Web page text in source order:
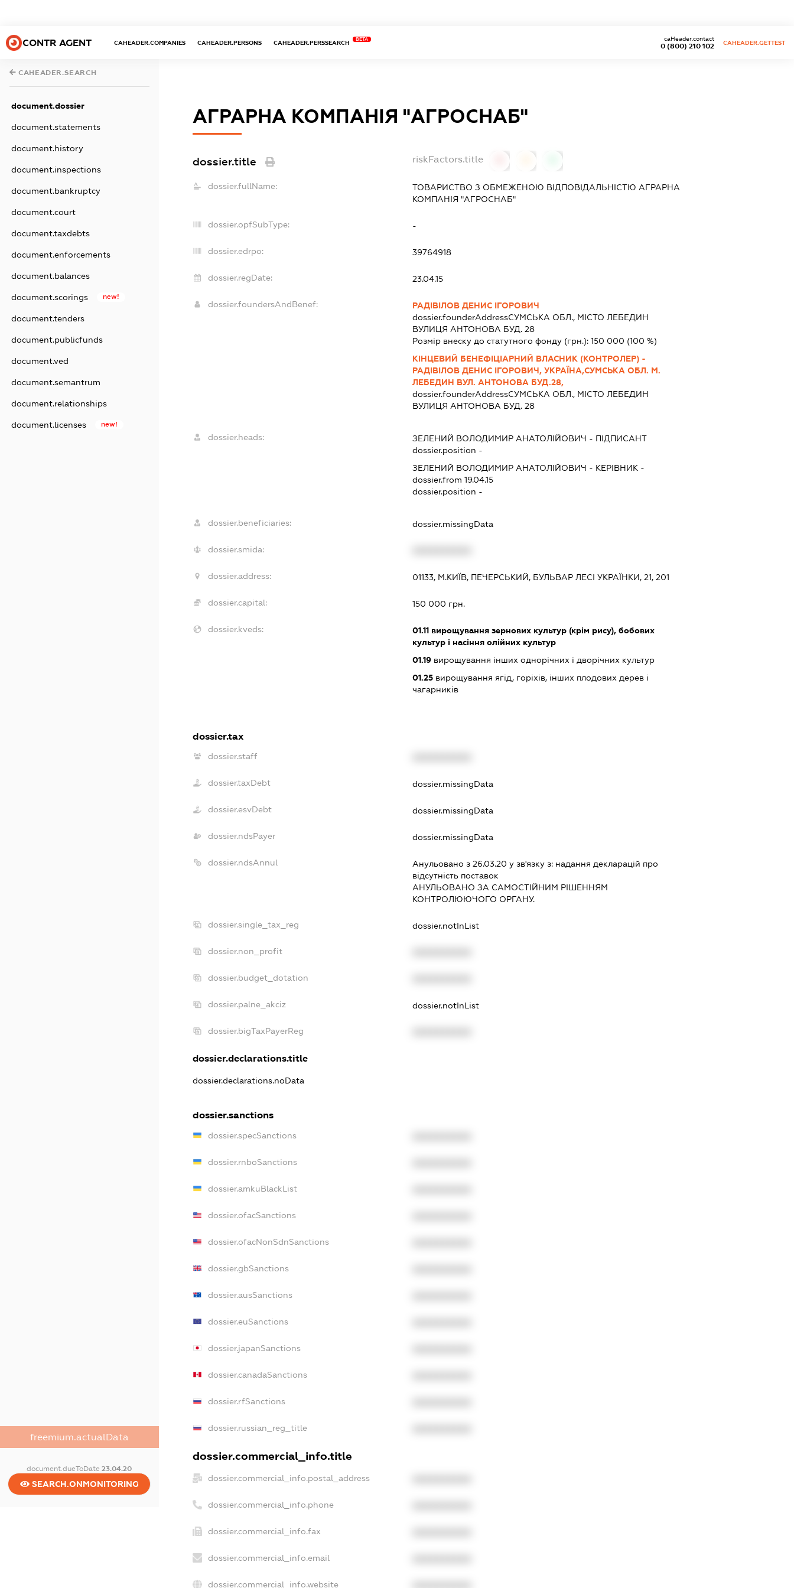
CONTR AGENT CAHEADER.COMPANIES CAHEADER.PERSONS CAHEADER.PERSSEARCH
BETA
0 (800) 210 102
caHeader.contact
CAHEADER.GETTEST
CAHEADER.SEARCH
document.dossier
document.statements
document.history
document.inspections
document.bankruptcy
document.court
document.taxdebts
document.enforcements
document.balances
document.scorings new!
document.tenders
document.publicfunds
document.ved
document.semantrum
document.relationships
document.licenses new!
freemium.actualData
document.dueToDate23.04.20
SEARCH.ONMONITORING
АГРАРНА КОМПАНІЯ "АГРОСНАБ"
dossier.title riskFactors.title
dossier.fullName: ТОВАРИСТВО З ОБМЕЖЕНОЮ ВІДПОВІДАЛЬНІСТЮ АГРАРНА
КОМПАНІЯ "АГРОСНАБ"
dossier.opfSubType: -
dossier.edrpo: 39764918
dossier.regDate: 23.04.15
dossier.foundersAndBenef:
РАДІВІЛОВ ДЕНИС ІГОРОВИЧ
dossier.founderAddressСУМСЬКА ОБЛ., МІСТО ЛЕБЕДИН
ВУЛИЦЯ АНТОНОВА БУД. 28
Розмір внеску до статутного фонду (грн.): 150 000 (100 %)
КІНЦЕВИЙ БЕНЕФІЦІАРНИЙ ВЛАСНИК (КОНТРОЛЕР) -
РАДІВІЛОВ ДЕНИС ІГОРОВИЧ, УКРАЇНА,СУМСЬКА ОБЛ. М.
ЛЕБЕДИН ВУЛ. АНТОНОВА БУД.28,
dossier.founderAddressСУМСЬКА ОБЛ., МІСТО ЛЕБЕДИН
ВУЛИЦЯ АНТОНОВА БУД. 28
dossier.heads: ЗЕЛЕНИЙ ВОЛОДИМИР АНАТОЛІЙОВИЧ - ПІДПИСАНТ
dossier.position -
ЗЕЛЕНИЙ ВОЛОДИМИР АНАТОЛІЙОВИЧ - КЕРІВНИК -
dossier.from 19.04.15
dossier.position -
dossier.beneficiaries: dossier.missingData
dossier.smida:
dossier.address: 01133, М.КИЇВ, ПЕЧЕРСЬКИЙ, БУЛЬВАР ЛЕСІ УКРАЇНКИ, 21, 201
dossier.capital: 150 000 грн.
dossier.kveds: 01.11вирощування зернових культур (крім рису), бобових
культур і насіння олійних культур
01.19вирощування інших однорічних і дворічних культур
01.25вирощування ягід, горіхів, інших плодових дерев і
чагарників
dossier.tax
dossier.staff
dossier.taxDebt dossier.missingData
dossier.esvDebt dossier.missingData
dossier.ndsPayer dossier.missingData
dossier.ndsAnnul Анульовано з 26.03.20 у зв'язку з: надання декларацiй про
вiдсутнiсть поставок
АНУЛЬОВАНО ЗА САМОСТIЙНИМ РIШЕННЯМ
КОНТРОЛЮЮЧОГО ОРГАНУ.
dossier.single_tax_reg dossier.notInList
dossier.non_profit
dossier.budget_dotation
dossier.palne_akciz dossier.notInList
dossier.bigTaxPayerReg
dossier.declarations.title
dossier.declarations.noData
dossier.sanctions
dossier.specSanctions
dossier.rnboSanctions
dossier.amkuBlackList
dossier.ofacSanctions
dossier.ofacNonSdnSanctions
dossier.gbSanctions
dossier.ausSanctions
dossier.euSanctions
dossier.japanSanctions
dossier.canadaSanctions
dossier.rfSanctions
dossier.russian_reg_title
dossier.commercial_info.title
dossier.commercial_info.postal_address
dossier.commercial_info.phone
dossier.commercial_info.fax
dossier.commercial_info.email
dossier.commercial_info.website